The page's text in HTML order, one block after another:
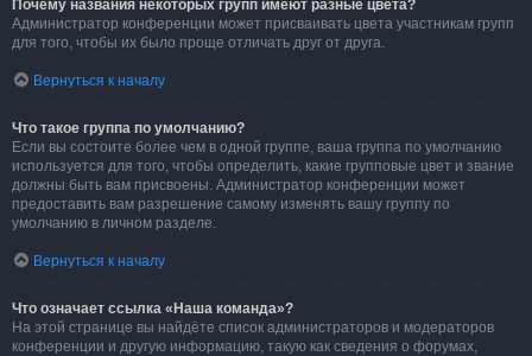
Почему названия некоторых групп имеют разные цвета?
Администратор конференции может присваивать цвета участникам групп
для того, чтобы их было проще отличать друг от друга.
Вернуться к началу
Что такое группа по умолчанию?
Если вы состоите более чем в одной группе, ваша группа по умолчанию
используется для того, чтобы определить, какие групповые цвет и звание
должны быть вам присвоены. Администратор конференции может
предоставить вам разрешение самому изменять вашу группу по
умолчанию в личном разделе.
Вернуться к началу
Что означает ссылка «Наша команда»?
На этой странице вы найдёте список администраторов и модераторов
конференции и другую информацию, такую как сведения о форумах,